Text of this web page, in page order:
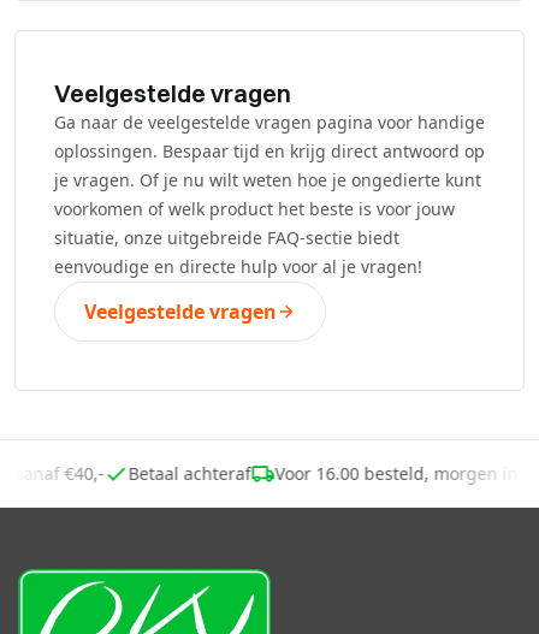
Veelgestelde vragen
Ga naar de veelgestelde vragen pagina voor handige
oplossingen. Bespaar tijd en krijg direct antwoord op
je vragen. Of je nu wilt weten hoe je ongedierte kunt
voorkomen of welk product het beste is voor jouw
situatie, onze uitgebreide FAQ-sectie biedt
eenvoudige en directe hulp voor al je vragen!
Veelgestelde vragen
vanaf €40,- Betaal achteraf Voor 16.00 besteld, morgen in